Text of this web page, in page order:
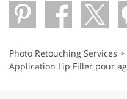
Photo Retouching Services >
Application Lip Filler pour